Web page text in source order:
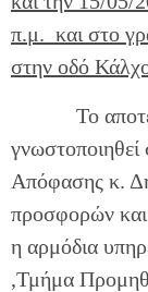
π.μ. και στο
στην οδό
Το
γνωστοποιηθεί
Απόφασης κ.
προσφορών
η αρμόδια
,Τμήμα